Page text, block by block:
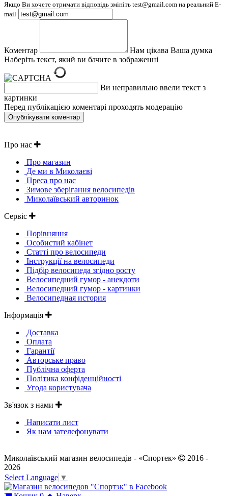
Якщо Ви хочете отримати відповідь змініть test@gmail.com на реальний E-
mail
Коментар
Нам цікава Ваша думка
Наберіть текст, який ви бачите в зображенні
Ви неправильно ввели текст з
картинки
Перед публікацією коментарі проходять модерацію
Про нас
Про магазин
Де ми в Миколаєві
Преса про нас
Зимове зберігання велосипедів
Миколаївський авторинок
Сервіс
Порівняння
Особистий кабінет
Статті про велосипеди
Інструкції на велосипеди
Підбір велосипеда згідно росту
Велосипедний гумор - анекдоти
Велосипедний гумор - картинки
Велосипедная история
Інформація
Доставка
Оплата
Гарантії
Авторське право
Публічна оферта
Політика конфіденційності
Угода користувача
Зв'язок з нами
Написати лист
Як нам зателефонувати
Миколаївський магазин велосипедів - «Спортек»
2016 -
2026
Select Language ▼